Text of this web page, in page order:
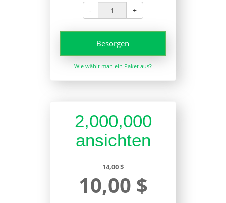
- +
Besorgen
Wie wählt man ein Paket aus?
2,000,000
ansichten
14,00 $
10,00 $